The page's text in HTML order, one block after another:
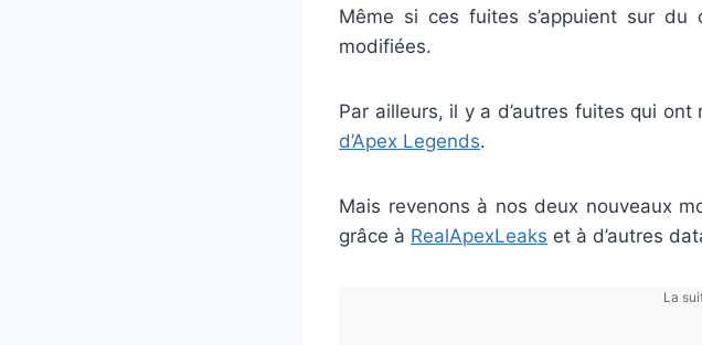
Même si ces fuites s’appuient sur
modifiées.
Par ailleurs, il y a d’autres fuites qui
d’Apex Legends.
Mais revenons à nos deux nouveaux
grâce à RealApexLeaks et à d’autres
La